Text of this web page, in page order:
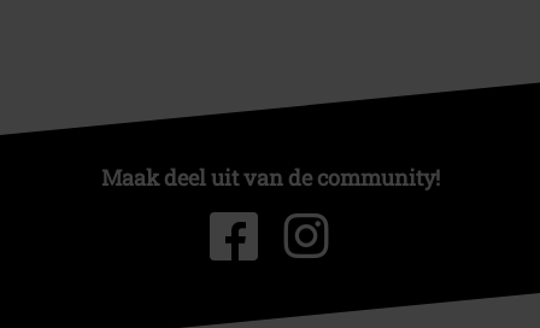
Maak deel uit van de community!